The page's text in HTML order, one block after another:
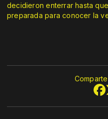
decidieron enterrar hasta
preparada para conocer la